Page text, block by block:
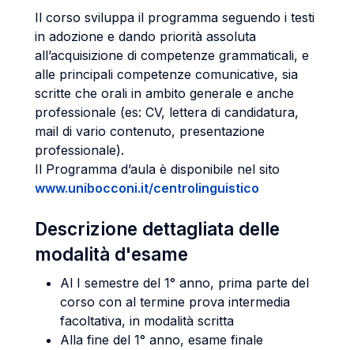
Il corso sviluppa il programma seguendo i testi
in adozione e dando priorità assoluta
all’acquisizione di competenze grammaticali, e
alle principali competenze comunicative, sia
scritte che orali in ambito generale e anche
professionale (es: CV, lettera di candidatura,
mail di vario contenuto, presentazione
professionale).
Il Programma d’aula è disponibile nel sito
www.unibocconi.it/centrolinguistico
Descrizione dettagliata delle
modalità d'esame
Al I semestre del 1° anno, prima parte del
corso con al termine prova intermedia
facoltativa, in modalità scritta
Alla fine del 1° anno, esame finale